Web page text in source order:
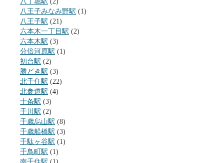
八王子みなみ野駅 (1)
八王子駅 (21)
六本木一丁目駅 (2)
六本木駅 (3)
分倍河原駅 (1)
初台駅 (2)
勝どき駅 (3)
北千住駅 (22)
北参道駅 (4)
十条駅 (3)
千川駅 (2)
千歳烏山駅 (8)
千歳船橋駅 (3)
千駄ヶ谷駅 (1)
千鳥町駅 (1)